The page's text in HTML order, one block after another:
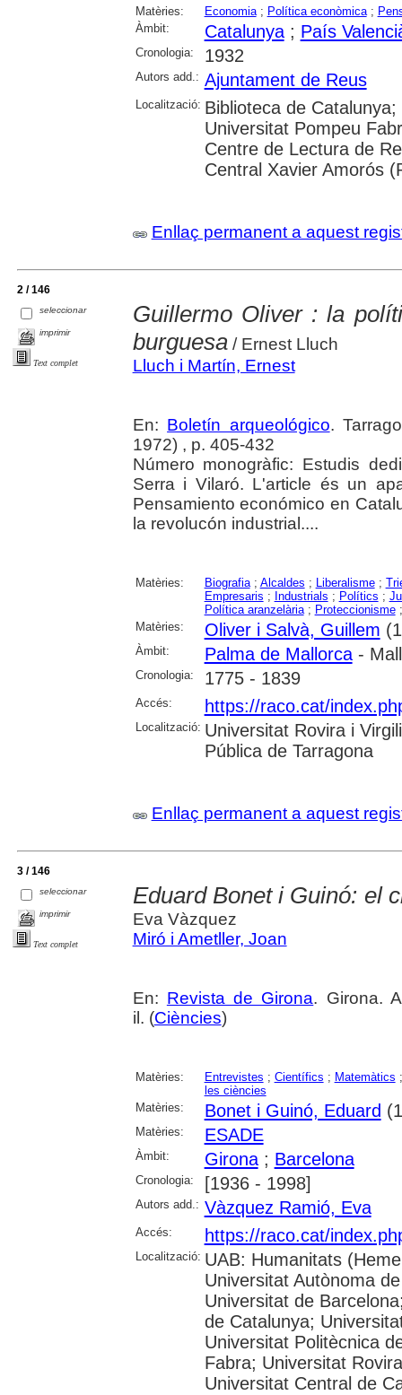
Matèries: Economia; Política econòmica;
Àmbit:
Catalunya; País
Cronologia: 1932
Autors add.: Ajuntament de Reus
Localització: Biblioteca de
Universitat Pompeu
Centre de Lectura de
Central Xavier Amorós
Enllaç permanent a aquest
2 / 146
seleccionar
imprimir
Text complet
Guillermo Oliver : la
burguesa/ Ernest Lluch
Lluch i Martín, Ernest
En: Boletín arqueológico.
1972) , p. 405-432
Número monogràfic: Estudis
Serra i Vilaró. L'article és un
Pensamiento económico en
la revolucón industrial....
Matèries: Biografia; Alcaldes ; Liberalisme;
Empresaris ; Industrials ; Polítics ;
Política aranzelària; Proteccionisme
Matèries:
Oliver i Salvà, Guillem
Àmbit: Palma de Mallorca-
Cronologia: 1775 - 1839
Accés: https://raco.cat/
Localització: Universitat Rovira i
Pública de Tarragona
Enllaç permanent a aquest
3 / 146
seleccionar
imprimir
Text complet
Eduard Bonet i Guinó: el
Eva Vàzquez
Miró i Ametller, Joan
En: Revista de Girona. Girona.
il. (Ciències)
Matèries: Entrevistes ; Científics ; Matemàtics
les ciències
Matèries:
Bonet i Guinó, Eduard
Matèries: ESADE
Àmbit: Girona; Barcelona
Cronologia: [1936 - 1998]
Autors add.: Vàzquez Ramió, Eva
Accés: https://raco.cat/
Localització: UAB: Humanitats
Universitat Autònoma
Universitat de
de Catalunya;
Universitat Politècnica
Fabra; Universitat
Universitat Central de